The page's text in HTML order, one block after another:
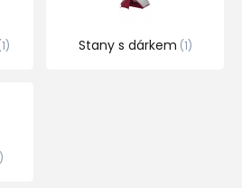
1 Stany s dárkem 1